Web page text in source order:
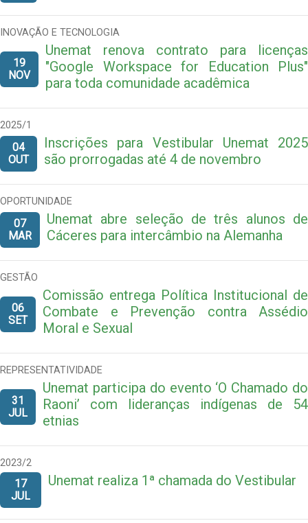
INOVAÇÃO E TECNOLOGIA
19
NOV
Unemat renova contrato para licenças
"Google Workspace for Education Plus"
para toda comunidade acadêmica
2025/1
04
OUT
Inscrições para Vestibular Unemat 2025
são prorrogadas até 4 de novembro
OPORTUNIDADE
07
MAR
Unemat abre seleção de três alunos de
Cáceres para intercâmbio na Alemanha
GESTÃO
06
SET
Comissão entrega Política Institucional de
Combate e Prevenção contra Assédio
Moral e Sexual
REPRESENTATIVIDADE
31
JUL
Unemat participa do evento ‘O Chamado do
Raoni’ com lideranças indígenas de 54
etnias
2023/2
17
JUL
Unemat realiza 1ª chamada do Vestibular